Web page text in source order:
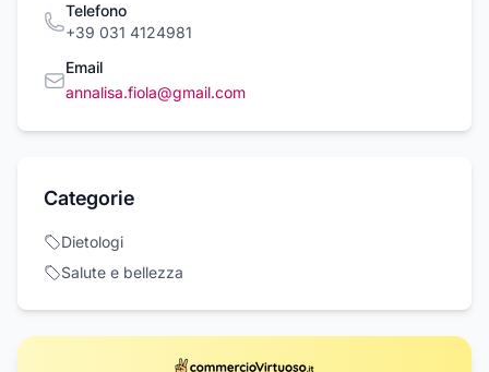
Telefono
+39 031 4124981
Email
annalisa.fiola@gmail.com
Categorie
Dietologi
Salute e bellezza